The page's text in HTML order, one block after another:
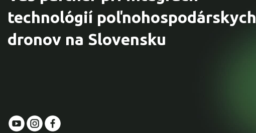
technológií poľnohospodárskych
dronov na Slovensku